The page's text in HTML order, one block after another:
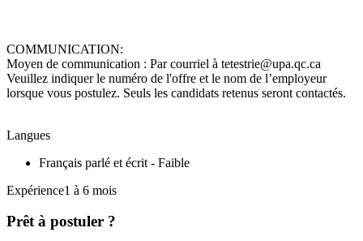
COMMUNICATION:
Moyen de communication : Par courriel à tetestrie@upa.qc.ca
Veuillez indiquer le numéro de l'offre et le nom de l’employeur
lorsque vous postulez. Seuls les candidats retenus seront contactés.
Langues
Français parlé et écrit - Faible
Expérience1 à 6 mois
Prêt à postuler ?